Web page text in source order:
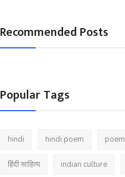
Recommended Posts
Popular Tags
hindi hindi poem poem
हिंदी साहित्य indian culture